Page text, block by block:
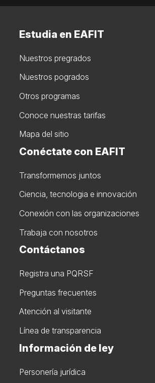
Estudia en EAFIT
Nuestros pregrados
Nuestros pogrados
Otros programas
Conoce nuestras tarifas
Mapa del sitio
Conéctate con EAFIT
Transformemos juntos
Ciencia, tecnologia e innovación
Conexión con las organizaciones
Trabaja con nosotros
Contáctanos
Registra una PQRSF
Preguntas frecuentes
Atención al visitante
Línea de transparencia
Información de ley
Personería jurídica